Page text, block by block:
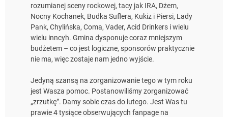
rozumianej sceny rockowej, tacy jak IRA, Dżem,
Nocny Kochanek, Budka Suflera, Kukiz i Piersi, Lady
Pank, Chylińska, Coma, Vader, Acid Drinkers i wielu
wielu inncyh. Gmina dysponuje coraz mniejszym
budżetem – co jest logiczne, sponsorów praktycznie
nie ma, więc zostaje nam jedno wyjście.
Jedyną szansą na zorganizowanie tego w tym roku
jest Wasza pomoc. Postanowiliśmy zorganizować
„zrzutkę”. Damy sobie czas do lutego. Jest Was tu
prawie 4 tysiące obserwujących fanpage na